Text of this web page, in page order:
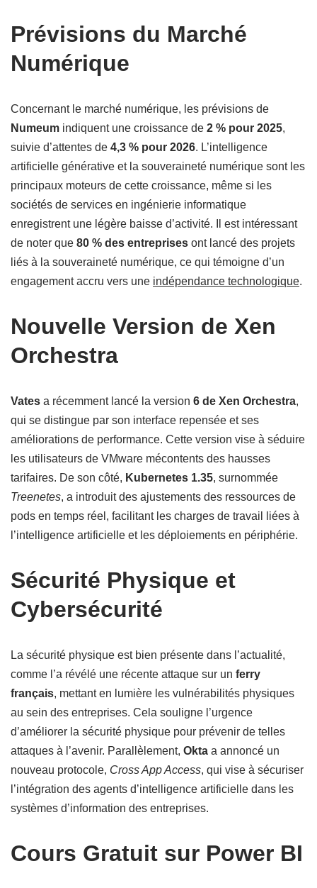
Prévisions du Marché
Numérique
Concernant le marché numérique, les prévisions de
Numeum indiquent une croissance de 2 % pour 2025,
suivie d’attentes de 4,3 % pour 2026. L’intelligence
artificielle générative et la souveraineté numérique sont les
principaux moteurs de cette croissance, même si les
sociétés de services en ingénierie informatique
enregistrent une légère baisse d’activité. Il est intéressant
de noter que 80 % des entreprises ont lancé des projets
liés à la souveraineté numérique, ce qui témoigne d’un
engagement accru vers une indépendance technologique.
Nouvelle Version de Xen
Orchestra
Vates a récemment lancé la version 6 de Xen Orchestra,
qui se distingue par son interface repensée et ses
améliorations de performance. Cette version vise à séduire
les utilisateurs de VMware mécontents des hausses
tarifaires. De son côté, Kubernetes 1.35, surnommée
Treenetes, a introduit des ajustements des ressources de
pods en temps réel, facilitant les charges de travail liées à
l’intelligence artificielle et les déploiements en périphérie.
Sécurité Physique et
Cybersécurité
La sécurité physique est bien présente dans l’actualité,
comme l’a révélé une récente attaque sur un ferry
français, mettant en lumière les vulnérabilités physiques
au sein des entreprises. Cela souligne l’urgence
d’améliorer la sécurité physique pour prévenir de telles
attaques à l’avenir. Parallèlement, Okta a annoncé un
nouveau protocole, Cross App Access, qui vise à sécuriser
l’intégration des agents d’intelligence artificielle dans les
systèmes d’information des entreprises.
Cours Gratuit sur Power BI